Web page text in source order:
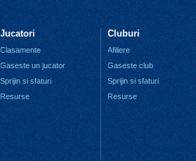
Jucatori
Clasamente
Gaseste un jucator
Sprijin si sfaturi
Resurse
Cluburi
Afiliere
Gaseste club
Sprijin si sfaturi
Resurse